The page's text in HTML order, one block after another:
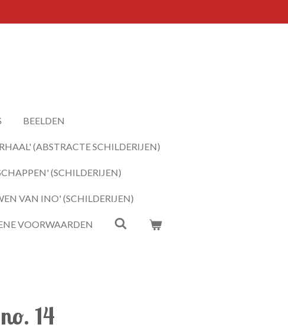
BEELDEN
(ABSTRACTE SCHILDERIJEN)
(SCHILDERIJEN)
VAN INO' (SCHILDERIJEN)
VOORWAARDEN
14